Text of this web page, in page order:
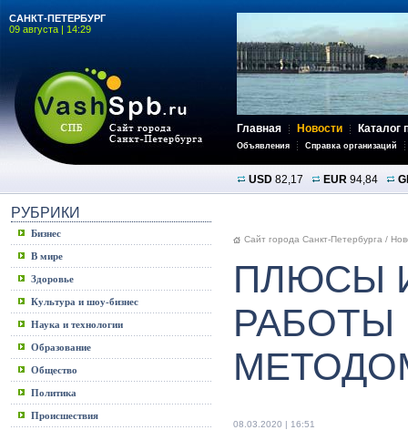
САНКТ-ПЕТЕРБУРГ
09 августа | 14:29
Главная Новости Каталог
Объявления Справка организаций
USD 82,17 EUR 94,84
РУБРИКИ
Бизнес
В мире
Здоровье
Культура и шоу-бизнес
Наука и технологии
Образование
Общество
Политика
Происшествия
Сайт города Санкт-Петербурга /
ПЛЮСЫ
08.03.2020 | 16:51